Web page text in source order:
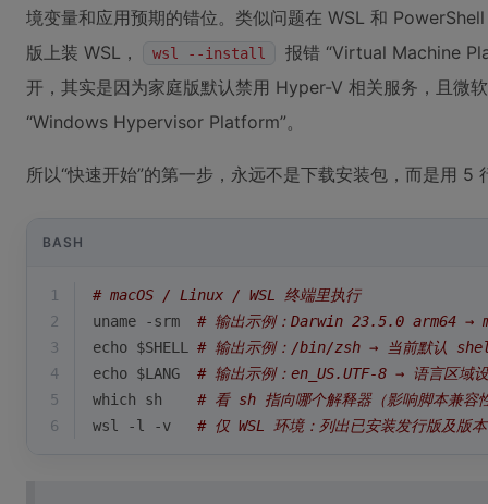
境变量和应用预期的错位。类似问题在 WSL 和
版上装 WSL，
wsl --install
报错 “Virtual Machine
开，其实是因为家庭版默认禁用 Hyper-V 相关服务，且微
“Windows Hypervisor Platform”。
所以“快速开始”的第一步，永远不是下载安装包，而是用 5
BASH
1
# macOS / Linux / WSL 终端里执行
2
uname -srm # 输出示例：Darwin 23.5.0 arm64 →
3
echo $SHELL
# 输出示例：/bin/zsh → 当前默认
4
echo $LANG
# 输出示例：en_US.UTF-8 → 语言区域
5
which sh # 看 sh 指向哪个解释器（影响脚本兼容
6
wsl -l -v # 仅 WSL 环境：列出已安装发行版及版